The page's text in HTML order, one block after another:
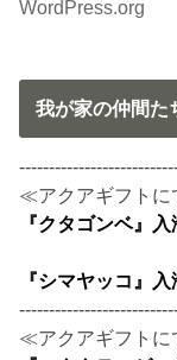
WordPress.org
我が家の仲間た
≪アクアギフト
『クタゴンベ』入
『シマヤッコ』
≪アクアギフト